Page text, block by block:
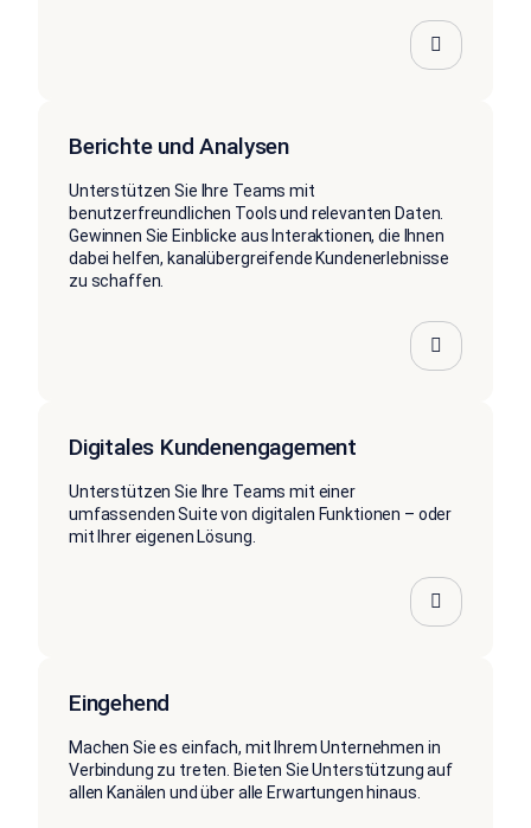
Berichte und Analysen
Unterstützen Sie Ihre Teams mit
benutzerfreundlichen Tools und relevanten Daten.
Gewinnen Sie Einblicke aus Interaktionen, die Ihnen
dabei helfen, kanalübergreifende Kundenerlebnisse
zu schaffen.
Digitales Kundenengagement
Unterstützen Sie Ihre Teams mit einer
umfassenden Suite von digitalen Funktionen – oder
mit Ihrer eigenen Lösung.
Eingehend
Machen Sie es einfach, mit Ihrem Unternehmen in
Verbindung zu treten. Bieten Sie Unterstützung auf
allen Kanälen und über alle Erwartungen hinaus.